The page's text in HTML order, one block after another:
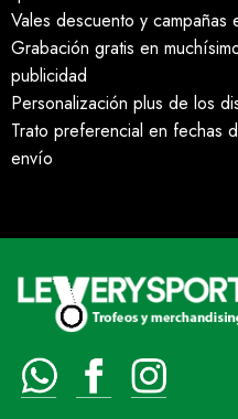
Vales descuento y campañas
Grabación gratis en
publicidad
Personalización plus de los
Trato preferencial en fechas
envío